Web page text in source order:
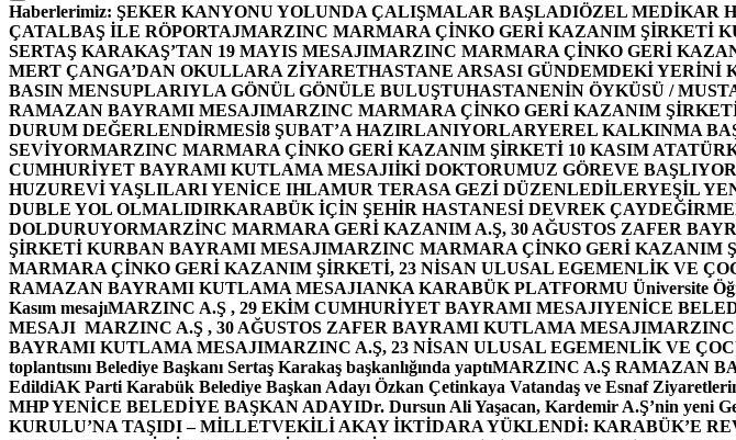
Haberlerimiz: ŞEKER KANYONU YOLUNDA ÇALIŞMALAR BAŞLADIÖZEL MEDİKAR
ÇATALBAŞ İLE RÖPORTAJMARZINC MARMARA ÇİNKO GERİ KAZANIM ŞİRKETİ
SERTAŞ KARAKAŞ’TAN 19 MAYIS MESAJIMARZINC MARMARA ÇİNKO GERİ
MERT ÇANGA’DAN OKULLARA ZİYARETHASTANE ARSASI GÜNDEMDEKİ YERİNİ
BASIN MENSUPLARIYLA GÖNÜL GÖNÜLE BULUŞTUHASTANENİN ÖYKÜSÜ /
RAMAZAN BAYRAMI MESAJIMARZINC MARMARA ÇİNKO GERİ KAZANIM
DURUM DEĞERLENDİRMESİ8 ŞUBAT’A HAZIRLANIYORLARYEREL KALKINMA
SEVİYORMARZINC MARMARA ÇİNKO GERİ KAZANIM ŞİRKETİ 10 KASIM
CUMHURİYET BAYRAMI KUTLAMA MESAJIİKİ DOKTORUMUZ GÖREVE
HUZUREVİ YAŞLILARI YENİCE IHLAMUR TERASA GEZİ DÜZENLEDİLERYEŞİL
DUBLE YOL OLMALIDIRKARABÜK İÇİN ŞEHİR HASTANESİ DEVREK
DOLDURUYORMARZİNC MARMARA GERİ KAZANIM A.Ş, 30 AĞUSTOS ZAFER
ŞİRKETİ KURBAN BAYRAMI MESAJIMARZINC MARMARA ÇİNKO GERİ KAZANIM
MARMARA ÇİNKO GERİ KAZANIM ŞİRKETİ, 23 NİSAN ULUSAL EGEMENLİK VE
RAMAZAN BAYRAMI KUTLAMA MESAJIANKA KARABÜK PLATFORMU Üniversite
Kasım mesajıMARZINC A.Ş , 29 EKİM CUMHURİYET BAYRAMI MESAJIYENİCE
MESAJI MARZINC A.Ş , 30 AĞUSTOS ZAFER BAYRAMI KUTLAMA MESAJI
BAYRAMI KUTLAMA MESAJIMARZINC A.Ş, 23 NİSAN ULUSAL EGEMENLİK VE
toplantısını Belediye Başkanı Sertaş Karakaş başkanlığında yaptıMARZINC A.Ş RAMAZAN
EdildiAK Parti Karabük Belediye Başkan Adayı Özkan Çetinkaya Vatandaş ve Esnaf
MHP YENİCE BELEDİYE BAŞKAN ADAYIDr. Dursun Ali Yaşacan, Kardemir A.Ş’nin yeni
KURULU’NA TAŞIDI – MİLLETVEKİLİ AKAY İKTİDARA YÜKLENDİ: KARABÜK’E